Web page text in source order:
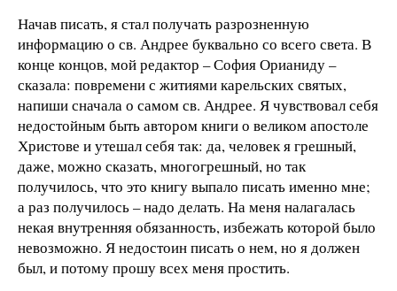
Начав писать, я стал получать разрозненную
информацию о св. Андрее буквально со всего света. В
конце концов, мой редактор – София Орианиду –
сказала: повремени с житиями карельских святых,
напиши сначала о самом св. Андрее. Я чувствовал себя
недостойным быть автором книги о великом апостоле
Христове и утешал себя так: да, человек я грешный,
даже, можно сказать, многогрешный, но так
получилось, что это книгу выпало писать именно мне;
а раз получилось – надо делать. На меня налагалась
некая внутренняя обязанность, избежать которой было
невозможно. Я недостоин писать о нем, но я должен
был, и потому прошу всех меня простить.